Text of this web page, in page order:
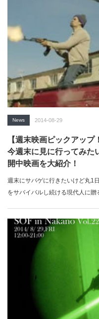
News 2014-08-29
【週末映画ピックアッ
今週末に見に行ってみた
開中映画を大紹介！
週末にサバゲに行きたいけど丸1
をサバイバルし続ける現代人に